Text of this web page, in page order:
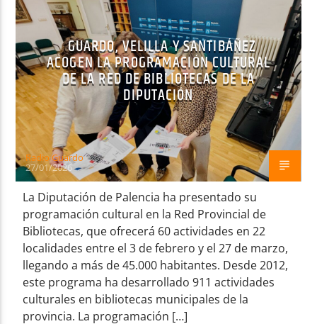
GUARDO, VELILLA Y SANTIBÁÑEZ
ACOGEN LA PROGRAMACIÓN CULTURAL
DE LA RED DE BIBLIOTECAS DE LA
DIPUTACIÓN
Radio Guardo
27/01/2026
La Diputación de Palencia ha presentado su
programación cultural en la Red Provincial de
Bibliotecas, que ofrecerá 60 actividades en 22
localidades entre el 3 de febrero y el 27 de marzo,
llegando a más de 45.000 habitantes. Desde 2012,
este programa ha desarrollado 911 actividades
culturales en bibliotecas municipales de la
provincia. La programación […]